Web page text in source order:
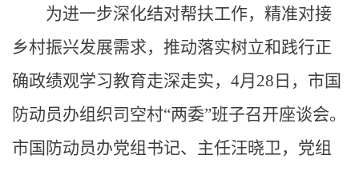
为进一步深化结对帮扶工作，精准对接
乡村振兴发展需求，推动落实树立和践行正
确政绩观学习教育走深走实，4月28日，市国
防动员办组织司空村“两委”班子召开座谈会。
市国防动员办党组书记、主任汪晓卫，党组